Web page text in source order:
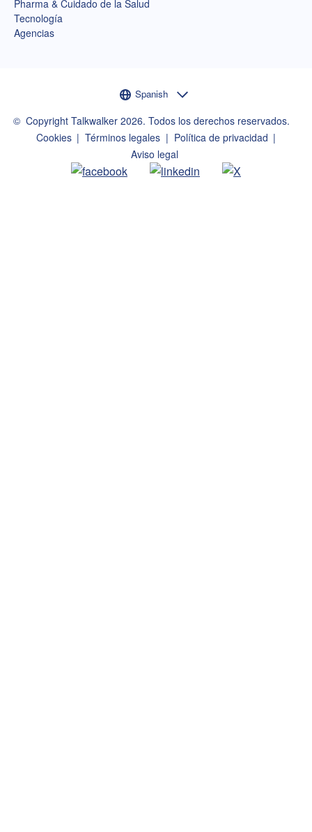
Pharma & Cuidado de la Salud
Tecnología
Agencias
Selector de idioma
Spanish
©Copyright Talkwalker 2026. Todos los derechos reservados.
Cookies
Términos legales
Política de privacidad
Aviso legal